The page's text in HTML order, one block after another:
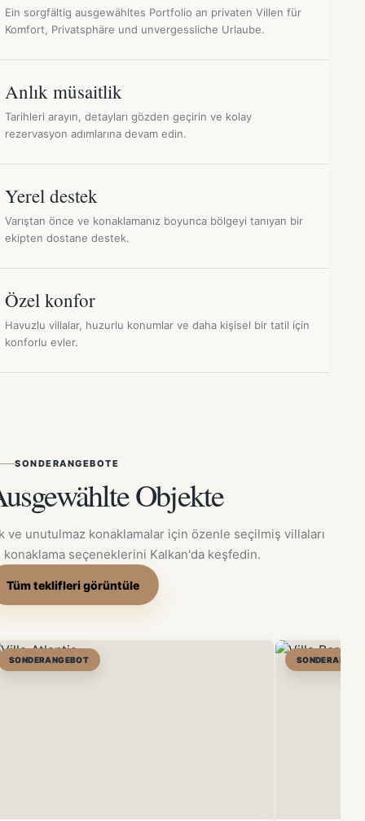
Ein sorgfältig ausgewähltes Portfolio an privaten Villen für
Komfort, Privatsphäre und unvergessliche Urlaube.
Anlık müsaitlik
Tarihleri arayın, detayları gözden geçirin ve kolay
rezervasyon adımlarına devam edin.
Yerel destek
Varıştan önce ve konaklamanız boyunca bölgeyi tanıyan bir
ekipten dostane destek.
Özel konfor
Havuzlu villalar, huzurlu konumlar ve daha kişisel bir tatil için
konforlu evler.
SONDERANGEBOTE
Objekte
ve unutulmaz konaklamalar için özenle seçilmiş villaları
konaklama seçeneklerini Kalkan'da keşfedin.
Tüm teklifleri görüntüle
SONDERANGEBOT